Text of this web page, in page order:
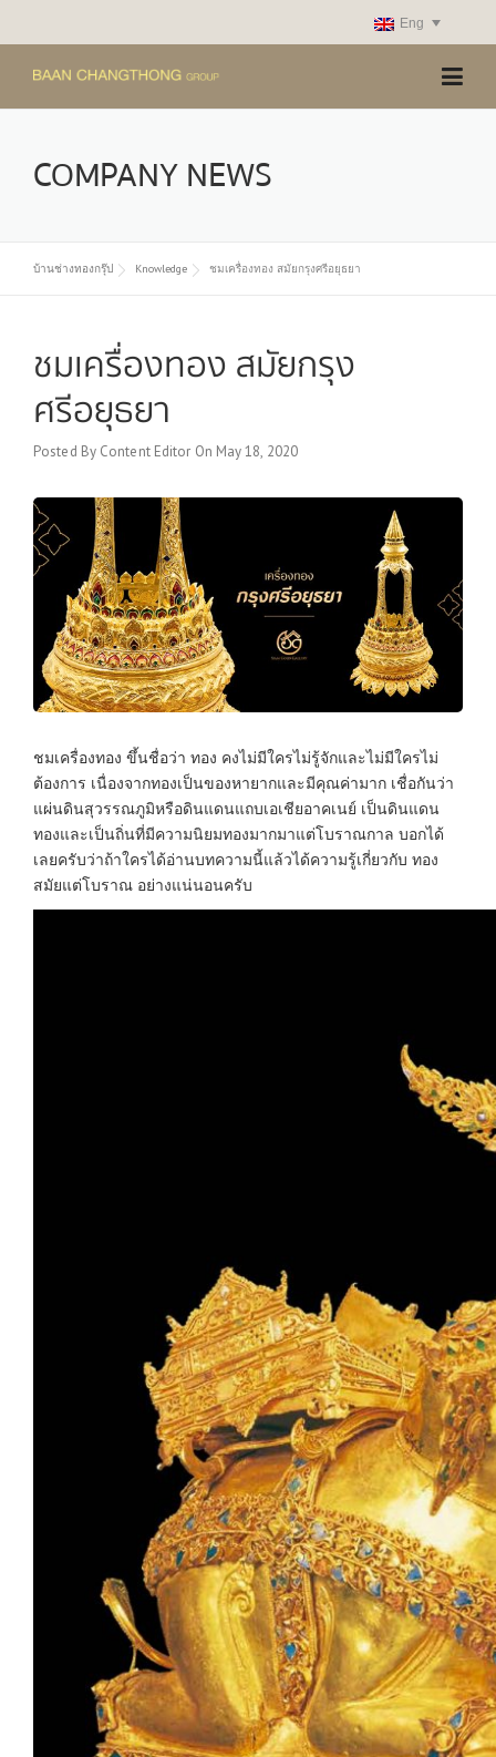
Eng
COMPANY NEWS
บ้านช่างทองกรุ๊ป Knowledge ชมเครื่องทอง สมัยกรุงศรีอยุธยา
ชมเครื่องทอง สมัยกรุง
ศรีอยุธยา
Posted By Content Editor On May 18, 2020
ชมเครื่องทอง ขึ้นชื่อว่า ทอง คงไม่มีใครไม่รู้จักและไม่มีใครไม่
ต้องการ เนื่องจากทองเป็นของหายากและมีคุณค่ามาก เชื่อกันว่า
แผ่นดินสุวรรณภูมิหรือดินแดนแถบเอเชียอาคเนย์ เป็นดินแดน
ทองและเป็นถิ่นที่มีความนิยมทองมากมาแต่โบราณกาล บอกได้
เลยครับว่าถ้าใครได้อ่านบทความนี้แล้วได้ความรู้เกี่ยวกับ ทอง
สมัยแต่โบราณ อย่างแน่นอนครับ